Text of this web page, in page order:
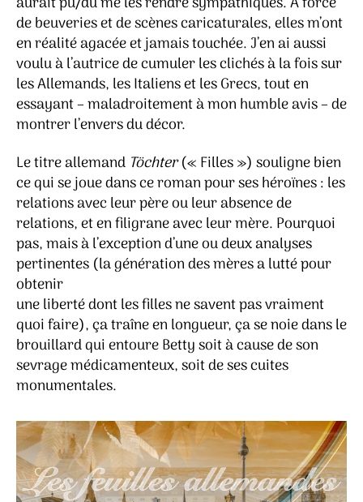
de beuveries et de scènes caricaturales, elles m’ont
en réalité agacée et jamais touchée. J’en ai aussi
voulu à l’autrice de cumuler les clichés à la fois sur
les Allemands, les Italiens et les Grecs, tout en
essayant – maladroitement à mon humble avis – de
montrer l’envers du décor.
Le titre allemand Töchter(« Filles ») souligne bien
ce qui se joue dans ce roman pour ses héroïnes : les
relations avec leur père ou leur absence de
relations, et en filigrane avec leur mère. Pourquoi
pas, mais à l’exception d’une ou deux analyses
pertinentes (la génération des mères a lutté pour
obtenir
une liberté dont les filles ne savent pas vraiment
quoi faire), ça traîne en longueur, ça se noie dans le
brouillard qui entoure Betty soit à cause de son
sevrage médicamenteux, soit de ses cuites
monumentales.